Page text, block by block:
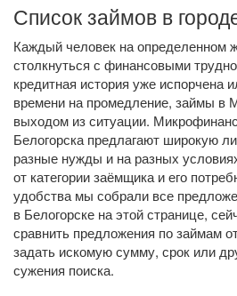
Список займов в
Каждый человек на определенном
столкнуться с финансовыми
кредитная история уже испорчена
времени на промедление, займы
выходом из ситуации.
Белогорска предлагают широкую
разные нужды и на разных
от категории заёмщика и его
удобства мы собрали все
в Белогорске на этой странице,
сравнить предложения по займам
задать искомую сумму, срок или
сужения поиска.